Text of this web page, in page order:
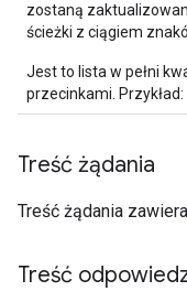
zostaną
ścieżki z ciągiem
Jest to lista w pełni
przecinkami. Przykład:
Treść żądania
Treść żądania
Treść